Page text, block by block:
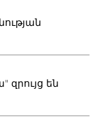
զրույց են